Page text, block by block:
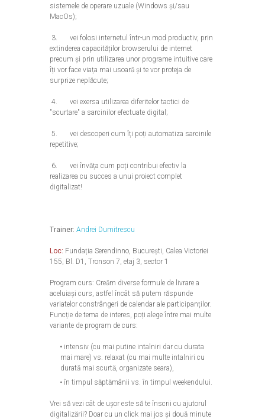
sistemele de operare uzuale (Windows și/sau
MacOs);
3. vei folosi internetul într-un mod productiv, prin
extinderea capacităților browserului de internet
precum și prin utilizarea unor programe intuitive care
îți vor face viața mai usoară și te vor proteja de
surprize neplăcute;
4. vei exersa utilizarea diferitelor tactici de
"scurtare" a sarcinilor efectuate digital;
5. vei descoperi cum îți poți automatiza sarcinile
repetitive;
6. vei învăța cum poți contribui efectiv la
realizarea cu succes a unui proiect complet
digitalizat!
Trainer: Andrei Dumitrescu
Loc: Fundația Serendinno, București, Calea Victoriei
155, Bl. D1, Tronson 7, etaj 3, sector 1
Program curs: Creăm diverse formule de livrare a
aceluiași curs, astfel încât să putem răspunde
variatelor constrângeri de calendar ale participanților.
Funcție de tema de interes, poți alege între mai multe
variante de program de curs:
intensiv (cu mai putine intalniri dar cu durata
mai mare) vs. relaxat (cu mai multe intalniri cu
durată mai scurtă, organizate seara),
în timpul săptămânii vs. în timpul weekendului.
Vrei să vezi cât de ușor este să te înscrii cu ajutorul
digitalizării? Doar cu un click mai jos și două minute